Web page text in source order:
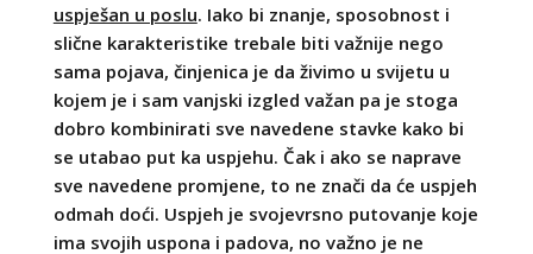
uspješan u poslu. Iako bi znanje, sposobnost i
slične karakteristike trebale biti važnije nego
sama pojava, činjenica je da živimo u svijetu u
kojem je i sam vanjski izgled važan pa je stoga
dobro kombinirati sve navedene stavke kako bi
se utabao put ka uspjehu. Čak i ako se naprave
sve navedene promjene, to ne znači da će uspjeh
odmah doći. Uspjeh je svojevrsno putovanje koje
ima svojih uspona i padova, no važno je ne